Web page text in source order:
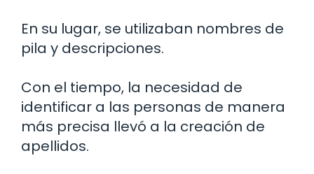
En su lugar, se utilizaban nombres de
pila y descripciones.
Con el tiempo, la necesidad de
identificar a las personas de manera
más precisa llevó a la creación de
apellidos.